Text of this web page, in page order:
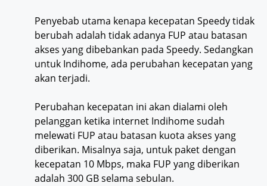
Penyebab utama kenapa kecepatan Speedy tidak
berubah adalah tidak adanya FUP atau batasan
akses yang dibebankan pada Speedy. Sedangkan
untuk Indihome, ada perubahan kecepatan yang
akan terjadi.
Perubahan kecepatan ini akan dialami oleh
pelanggan ketika internet Indihome sudah
melewati FUP atau batasan kuota akses yang
diberikan. Misalnya saja, untuk paket dengan
kecepatan 10 Mbps, maka FUP yang diberikan
adalah 300 GB selama sebulan.